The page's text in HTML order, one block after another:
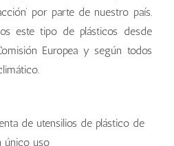
por parte de nuestro país.
este tipo de plásticos desde
Europea y según todos